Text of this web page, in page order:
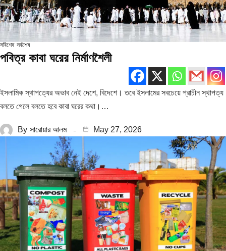
সবিশেষ সর্বশেষ
পবিত্র কাবা ঘরের নির্মাণশৈলী
ইসলামিক স্থাপত্যের অভাব নেই দেশে, বিদেশে। তবে ইসলামের সবচেয়ে প্রাচীন স্থাপত্য
বলতে গেলে বলতে হবে কাবা ঘরের কথা।…
By সারোয়ার আলম May 27, 2026